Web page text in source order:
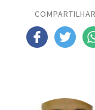
COMPARTILHAR